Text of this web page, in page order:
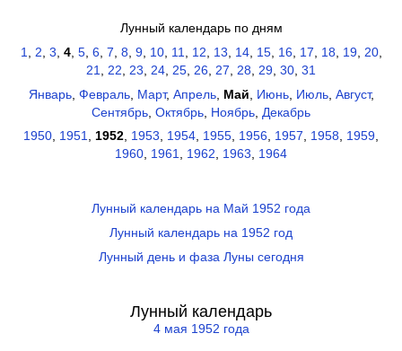
Лунный календарь по дням
1
2 3 4, 5, 6, 7 8 9, 10, 11 12 13 14, 15, 16, 17 18 19, 20,
21
22 23 24 25 26 27 28 29 30 31
Январь, Февраль, Март, Апрель, Май Июнь, Июль, Август,
Сентябрь Октябрь Ноябрь Декабрь
1950, 1951, 1952, 1953, 1954, 1955, 1956, 1957, 1958, 1959,
1960, 1961, 1962, 1963, 1964
Лунный календарь на Май 1952 года
Лунный календарь на 1952 год
Лунный день и фаза Луны сегодня
Лунный календарь
4 мая 1952 года